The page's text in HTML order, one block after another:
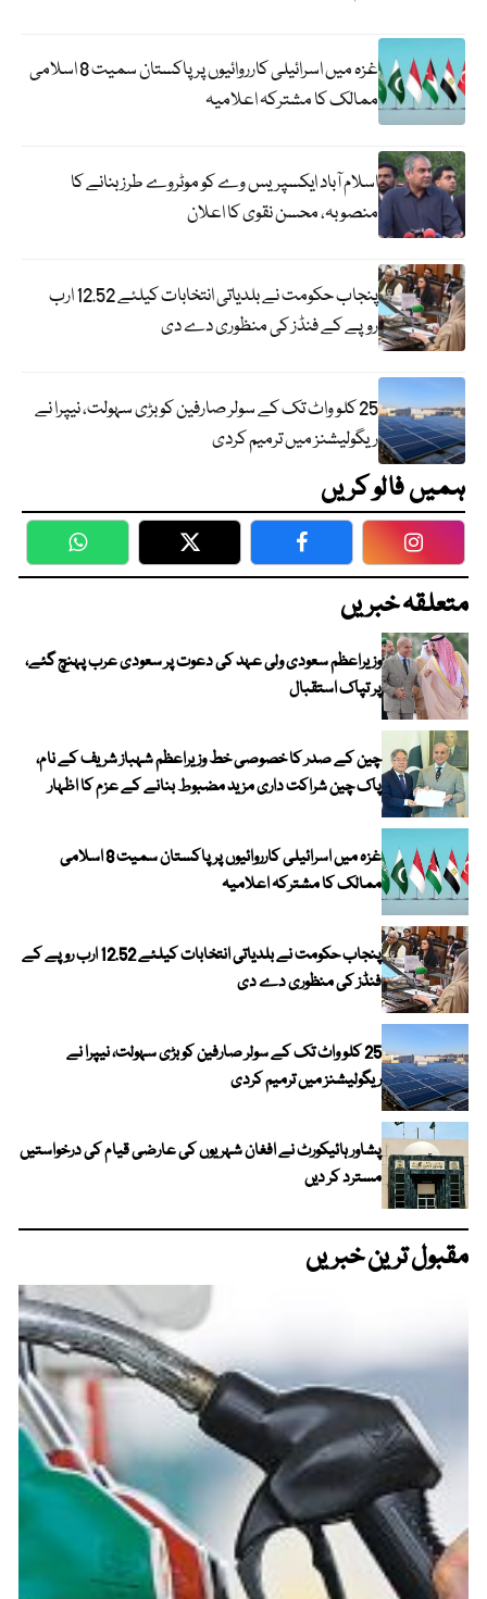
غزہ میں اسرائیلی کارروائیوں پر پاکستان سمیت 8 اسلامی
ممالک کا مشترکہ اعلامیہ
اسلام آباد ایکسپریس وے کو موٹروے طرز بنانے کا
منصوبہ، محسن نقوی کا اعلان
پنجاب حکومت نے بلدیاتی انتخابات کیلئے 12.52 ارب
روپے کے فنڈز کی منظوری دے دی
25 کلو واٹ تک کے سولر صارفین کو بڑی سہولت، نیپرا نے
ریگولیشنز میں ترمیم کردی
ہمیں فالو کریں
WhatsApp Twitter Facebook
متعلقہ خبریں
وزیراعظم سعودی ولی عہد کی دعوت پر سعودی عرب پہنچ گئے،
پر تپاک استقبال
چین کے صدر کا خصوصی خط وزیراعظم شہباز شریف کے نام،
پاک چین شراکت داری مزید مضبوط بنانے کے عزم کا اظہار
غزہ میں اسرائیلی کارروائیوں پر پاکستان سمیت 8 اسلامی
ممالک کا مشترکہ اعلامیہ
پنجاب حکومت نے بلدیاتی انتخابات کیلئے 12.52 ارب روپے کے
فنڈز کی منظوری دے دی
25 کلو واٹ تک کے سولر صارفین کو بڑی سہولت، نیپرا نے
ریگولیشنز میں ترمیم کردی
پشاور ہائیکورٹ نے افغان شہریوں کی عارضی قیام کی درخواستیں
مسترد کر دیں
مقبول ترین خبریں